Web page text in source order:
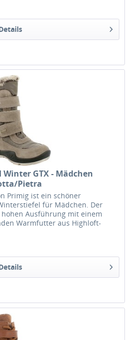
GTX - Mädchen
Pietra
Primig ist ein schöner
für Mädchen. Der
Ausführung mit einem
Warmfutter aus Highloft-